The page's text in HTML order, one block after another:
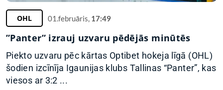
OHL 01.februāris, 17:49
”Panter” izrauj uzvaru pēdējās minūtēs
Piekto uzvaru pēc kārtas Optibet hokeja līgā (OHL)
šodien izcīnīja Igaunijas klubs Tallinas “Panter”, kas
viesos ar 3:2 ...